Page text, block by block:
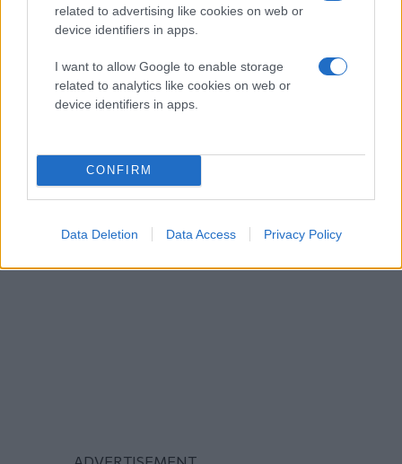
related to advertising like cookies on web or
device identifiers in apps.
I want to allow Google to enable storage
related to analytics like cookies on web or
device identifiers in apps.
CONFIRM
Data Deletion Data Access Privacy Policy